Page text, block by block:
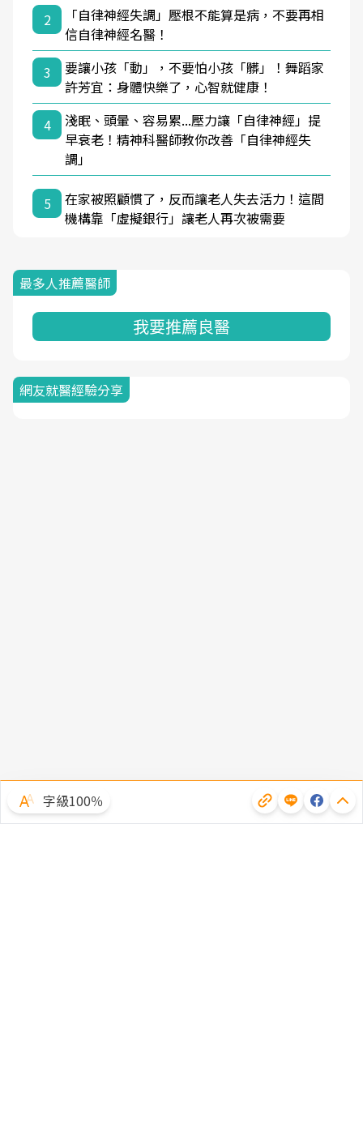
2
「自律神經失調」壓根不能算是病，不要再相
信自律神經名醫！
3
要讓小孩「動」，不要怕小孩「髒」！舞蹈家
許芳宜：身體快樂了，心智就健康！
4
淺眠、頭暈、容易累...壓力讓「自律神經」提
早衰老！精神科醫師教你改善「自律神經失
調」
5
在家被照顧慣了，反而讓老人失去活力！這間
機構靠「虛擬銀行」讓老人再次被需要
最多人推薦醫師
我要推薦良醫
網友就醫經驗分享
字級100％